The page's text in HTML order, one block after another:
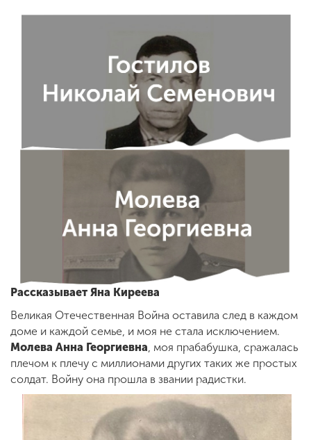
Рассказывает Яна Киреева
Великая Отечественная Война оставила след в каждом
доме и каждой семье, и моя не стала исключением.
Молева Анна Георгиевна, моя прабабушка, сражалась
плечом к плечу с миллионами других таких же простых
солдат. Войну она прошла в звании радистки.